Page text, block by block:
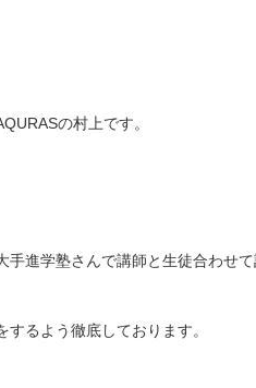
の村上です。
手進学塾さんで講師と生徒合わせ
るよう徹底しております。